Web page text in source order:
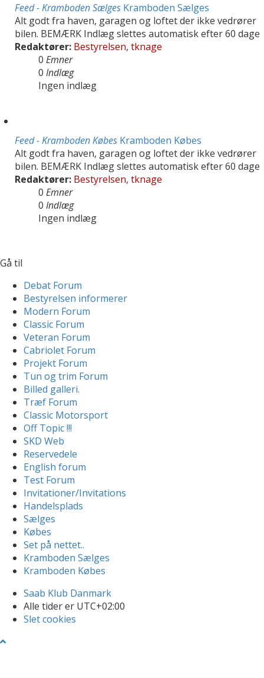
Feed - Kramboden Sælges Kramboden Sælges
Alt godt fra haven, garagen og loftet der ikke vedrører
bilen. BEMÆRK Indlæg slettes automatisk efter 60 dage
Redaktører: Bestyrelsen, tknage
0 Emner
0 Indlæg
Ingen indlæg
Feed - Kramboden Købes Kramboden Købes
Alt godt fra haven, garagen og loftet der ikke vedrører
bilen. BEMÆRK Indlæg slettes automatisk efter 60 dage
Redaktører: Bestyrelsen, tknage
0 Emner
0 Indlæg
Ingen indlæg
Gå til
Debat Forum
Bestyrelsen informerer
Modern Forum
Classic Forum
Veteran Forum
Cabriolet Forum
Projekt Forum
Tun og trim Forum
Billed galleri.
Træf Forum
Classic Motorsport
Off Topic !!!
SKD Web
Reservedele
English forum
Test Forum
Invitationer/Invitations
Handelsplads
Sælges
Købes
Set på nettet..
Kramboden Sælges
Kramboden Købes
Saab Klub Danmark
Alle tider er UTC+02:00
Slet cookies